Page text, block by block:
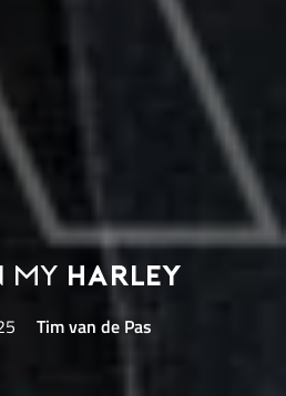
My Harley
Tim van de Pas